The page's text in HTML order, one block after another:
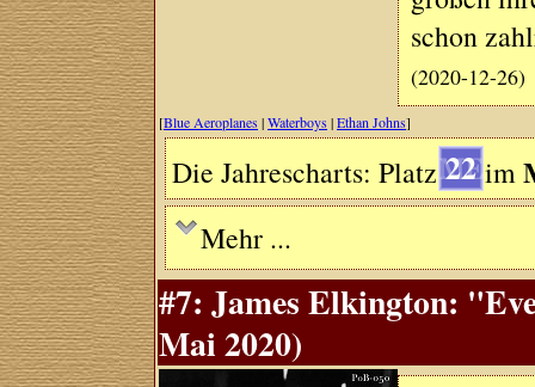
schon
(2020-12-26)
[Blue Aeroplanes|Waterboys|Ethan Johns]
Die Jahrescharts: Platz 22 im
Mehr ...
#7: James Elkington:
Mai 2020)